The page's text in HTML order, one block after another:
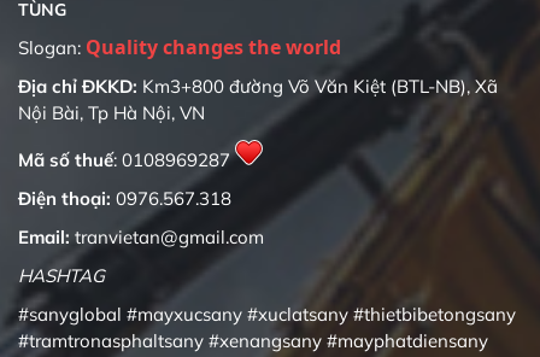
TÙNG
Slogan: Quality changes the world
Địa chỉ ĐKKD: Km3+800 đường Võ Văn Kiệt (BTL-NB), Xã
Nội Bài, Tp Hà Nội, VN
Mã số thuế: 0108969287
Điện thoại: 0976.567.318
Email: tranvietan@gmail.com
HASHTAG
#sanyglobal #mayxucsany #xuclatsany #thietbibetongsany
#tramtronasphaltsany #xenangsany #mayphatdiensany